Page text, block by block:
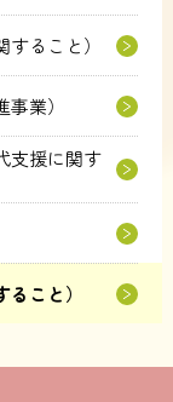
ること）
業）
支援に関す
こと）